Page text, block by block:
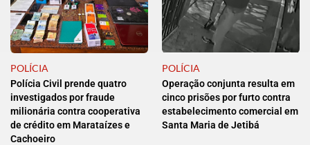
POLÍCIA
Polícia Civil prende quatro
investigados por fraude
milionária contra cooperativa
de crédito em Marataízes e
Cachoeiro
POLÍCIA
Operação conjunta resulta em
cinco prisões por furto contra
estabelecimento comercial em
Santa Maria de Jetibá